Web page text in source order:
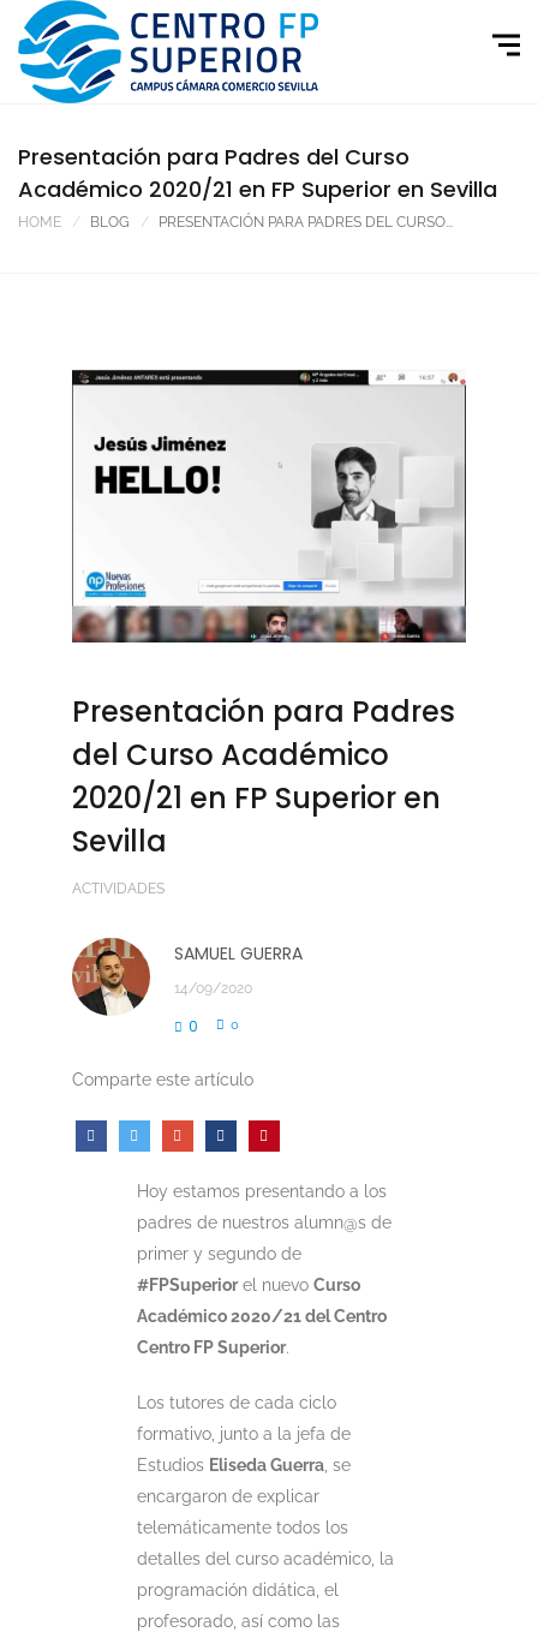
Presentación para Padres del Curso
Académico 2020/21 en FP Superior en Sevilla
HOME BLOG PRESENTACIÓN PARA PADRES DEL CURSO...
Presentación para Padres
del Curso Académico
2020/21 en FP Superior en
Sevilla
ACTIVIDADES
SAMUEL GUERRA
14/09/2020
0 0
Comparte este artículo
Hoy estamos presentando a los
padres de nuestros alumn@s de
primer y segundo de
#FPSuperiorel nuevo Curso
Académico 2020/21 del Centro
Centro FP Superior.
Los tutores de cada ciclo
formativo, junto a la jefa de
Estudios Eliseda Guerra, se
encargaron de explicar
telemáticamente todos los
detalles del curso académico, la
programación didática, el
profesorado, así como las